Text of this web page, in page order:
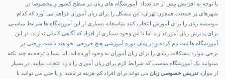
با توجه به افزایش بیش از حد تعداد آموزشگاه های زبان در سطح کشور و مخصوصا در
شهرهای پر جمعیت همچون تهران، این مشکل را برای زبان آموزان فراهم می آورد که کدام
موسسه زبان را برای آموزش انتخاب کنند.متاسفانه بسیاری از این آموزشگاه ها شرایط مناسبی
برای پذیرش زبان آموز ندارند اما با این وجود بسیاری از افراد که آگاهی کاملی ندارند، در این
آموزشگاه ها ثبت نام کرده و در پایان دوره آموزشی هیچ خروجی نخواهند داشت.و حتی در
برخی موارد مشکلات زیادی را برای زبان آموزان به وجود آورده اند. اما شما با توجه به چند نکته
میتوانید یک آموزشگاه مناسب که شرایط لازم برای زبان آموزی را دارد انتخاب نمایید. در بسیار
از موارد تدریس خصوصی زبان می تواند برای افراد کم هزینه تر باشد و یا حتی می توانید با